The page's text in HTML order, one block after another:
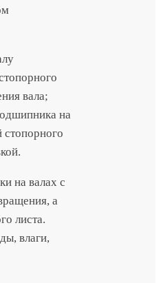
вала;
на
стопорного
на валах с
а
листа.
влаги,